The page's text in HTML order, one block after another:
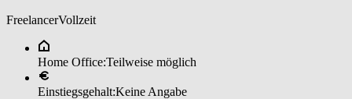
FreelancerVollzeit
Home Office:Teilweise möglich
Einstiegsgehalt:Keine Angabe